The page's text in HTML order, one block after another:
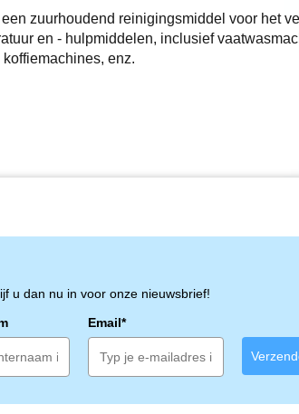
zuurhoudend reinigingsmiddel voor het
en - hulpmiddelen, inclusief
enz.
u dan nu in voor onze nieuwsbrief!
Email*